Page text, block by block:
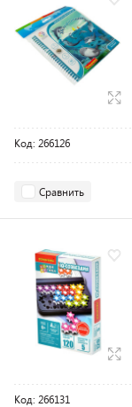
Код: 266126
Сравнить
Код: 266131